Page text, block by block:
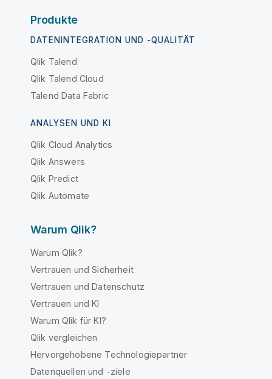
Produkte
DATENINTEGRATION UND -QUALITÄT
Qlik Talend
Qlik Talend Cloud
Talend Data Fabric
ANALYSEN UND KI
Qlik Cloud Analytics
Qlik Answers
Qlik Predict
Qlik Automate
Warum Qlik?
Warum Qlik?
Vertrauen und Sicherheit
Vertrauen und Datenschutz
Vertrauen und KI
Warum Qlik für KI?
Qlik vergleichen
Hervorgehobene Technologiepartner
Datenquellen und -ziele